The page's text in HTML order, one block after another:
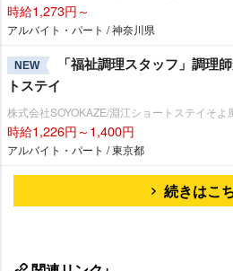
時給1,273円～
アルバイト・パート / 神奈川県
NEW
「福祉調理スタッフ」調理
トステイ
株式会社SOYOKAZE/淵江ショートステイそよ
時給1,226円～1,400円
アルバイト・パート / 東京都
続きはこ